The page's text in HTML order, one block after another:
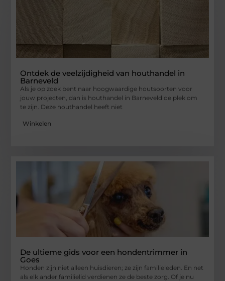
Ontdek de veelzijdigheid van houthandel in
Barneveld
Als je op zoek bent naar hoogwaardige houtsoorten voor
jouw projecten, dan is houthandel in Barneveld de plek om
te zijn. Deze houthandel heeft niet
Winkelen
De ultieme gids voor een hondentrimmer in
Goes
Honden zijn niet alleen huisdieren; ze zijn familieleden. En net
als elk ander familielid verdienen ze de beste zorg. Of je nu